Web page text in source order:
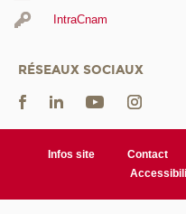
IntraCnam
RÉSEAUX SOCIAUX
Infos site Contact